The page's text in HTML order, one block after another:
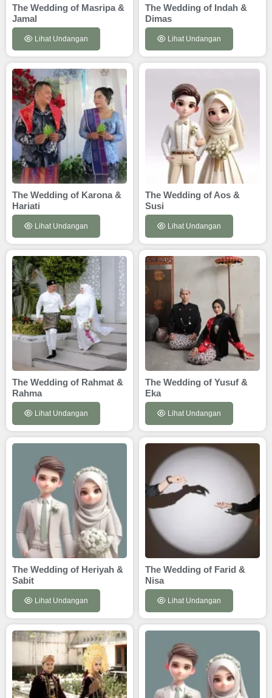
The Wedding of Masripa &
Jamal
Lihat Undangan
The Wedding of Indah &
Dimas
Lihat Undangan
The Wedding of Karona &
Hariati
Lihat Undangan
The Wedding of Aos &
Susi
Lihat Undangan
The Wedding of Rahmat &
Rahma
Lihat Undangan
The Wedding of Yusuf &
Eka
Lihat Undangan
The Wedding of Heriyah &
Sabit
Lihat Undangan
The Wedding of Farid &
Nisa
Lihat Undangan